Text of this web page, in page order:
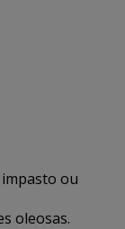
ou
oleosas.